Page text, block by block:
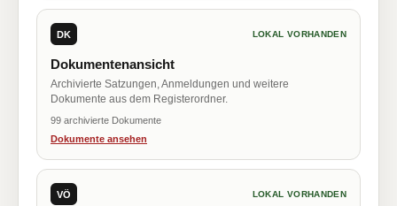
DK LOKAL VORHANDEN
Dokumentenansicht
Archivierte Satzungen, Anmeldungen und weitere
Dokumente aus dem Registerordner.
99 archivierte Dokumente
Dokumente ansehen
VÖ LOKAL VORHANDEN